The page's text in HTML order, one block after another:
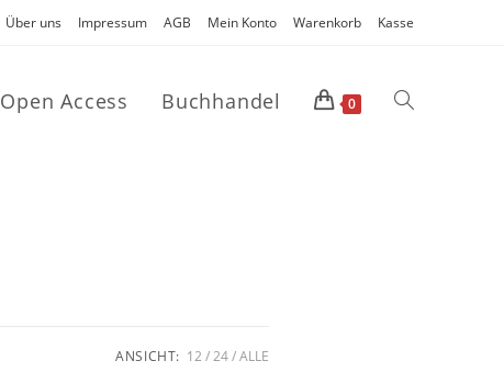
Über uns Impressum AGB Mein Konto Warenkorb Kasse
Open Access Buchhandel 0
ANSICHT: 12 24 ALLE